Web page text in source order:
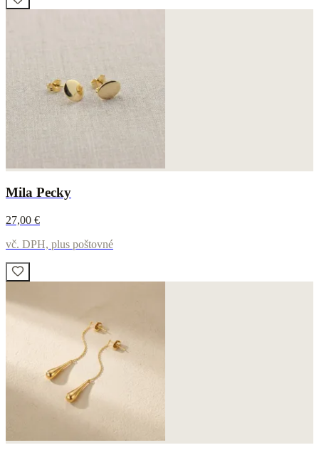
Mila Pecky
27,00 €
vč. DPH, plus poštovné